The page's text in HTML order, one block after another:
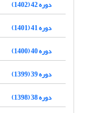
دوره 42 (1402)
دوره 41 (1401)
دوره 40 (1400)
دوره 39 (1399)
دوره 38 (1398)